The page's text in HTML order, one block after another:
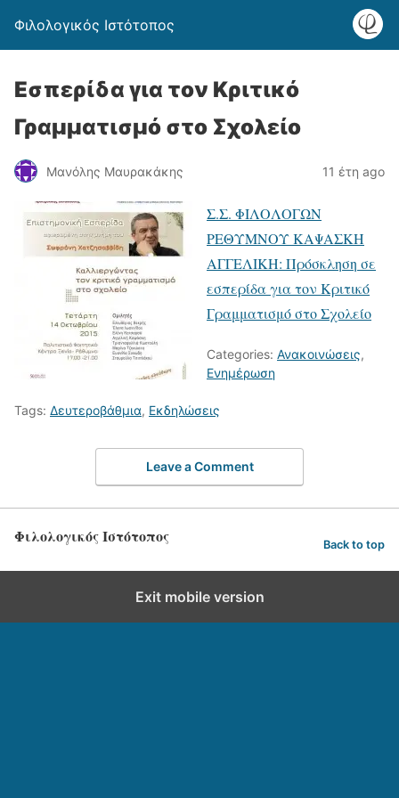
Φιλολογικός Ιστότοπος
Εσπερίδα για τον Κριτικό
Γραμματισμό στο Σχολείο
Μανόλης Μαυρακάκης 11 έτη ago
Σ.Σ. ΦΙΛΟΛΟΓΩΝ
ΡΕΘΥΜΝΟΥ ΚΑΨΑΣΚΗ
ΑΓΓΕΛΙΚΗ: Πρόσκληση σε
εσπερίδα για τον Κριτικό
Γραμματισμό στο Σχολείο
Categories: Ανακοινώσεις,
Ενημέρωση
Tags: Δευτεροβάθμια, Εκδηλώσεις
Leave a Comment
Φιλολογικός Ιστότοπος Back to top
Exit mobile version